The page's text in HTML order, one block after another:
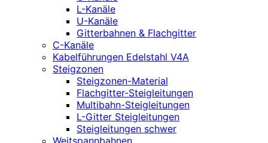
L-Kanäle
U-Kanäle
Gitterbahnen & Flachgitter
C-Kanäle
Kabelführungen Edelstahl V4A
Steigzonen
Steigzonen-Material
Flachgitter-Steigleitungen
Multibahn-Steigleitungen
L-Gitter Steigleitungen
Steigleitungen schwer
Weitspannbahnen